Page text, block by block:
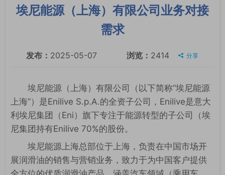
埃尼能源（上海）有限公司业务对接
需求
发布： 2025-05-07 浏览： 2414 分享
埃尼能源（上海）有限公司（以下简称“埃尼能源
上海”）是Enilive S.p.A.的全资子公司，Enilive是意大
利埃尼集团（Eni）旗下专注于能源转型的子公司（埃
尼集团持有Enilive 70%的股份。
埃尼能源上海总部位于上海，负责在中国市场开
展润滑油的销售与营销业务，致力于为中国客户提供